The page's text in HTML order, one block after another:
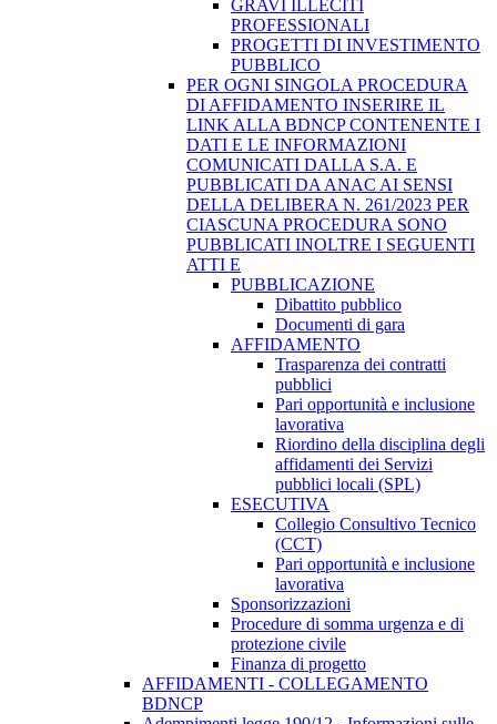
GRAVI ILLECITI
PROFESSIONALI
PROGETTI DI INVESTIMENTO
PUBBLICO
PER OGNI SINGOLA PROCEDURA
DI AFFIDAMENTO INSERIRE IL
LINK ALLA BDNCP CONTENENTE I
DATI E LE INFORMAZIONI
COMUNICATI DALLA S.A. E
PUBBLICATI DA ANAC AI SENSI
DELLA DELIBERA N. 261/2023 PER
CIASCUNA PROCEDURA SONO
PUBBLICATI INOLTRE I SEGUENTI
ATTI E
PUBBLICAZIONE
Dibattito pubblico
Documenti di gara
AFFIDAMENTO
Trasparenza dei contratti
pubblici
Pari opportunità e inclusione
lavorativa
Riordino della disciplina degli
affidamenti dei Servizi
pubblici locali (SPL)
ESECUTIVA
Collegio Consultivo Tecnico
(CCT)
Pari opportunità e inclusione
lavorativa
Sponsorizzazioni
Procedure di somma urgenza e di
protezione civile
Finanza di progetto
AFFIDAMENTI - COLLEGAMENTO
BDNCP